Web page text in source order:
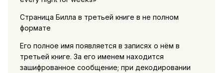
Страница Билла в третьей книге в не полном
формате
Его полное имя появляется в записях о нём в
третьей книге. За его именем находится
зашифрованное сообщение; при декодировании